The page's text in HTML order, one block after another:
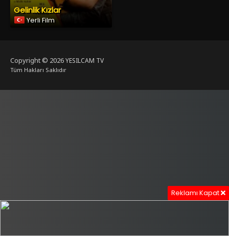
Gelinlik Kızlar
Yerli Film
Copyright © 2026YESILCAM TV
Tüm Hakları Saklıdır
Reklamı Kapat